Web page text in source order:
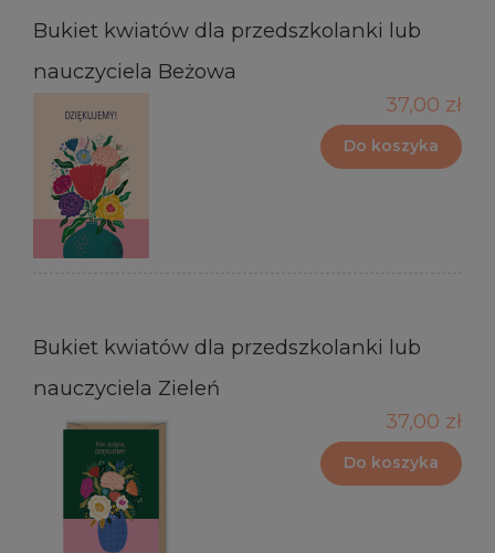
Bukiet kwiatów dla przedszkolanki lub
nauczyciela Beżowa
37,00 zł
Do koszyka
Bukiet kwiatów dla przedszkolanki lub
nauczyciela Zieleń
37,00 zł
Do koszyka